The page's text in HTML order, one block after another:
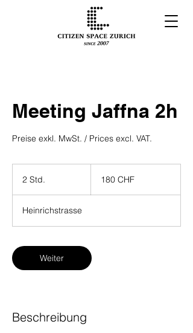
Meeting Jaffna 2h
Preise exkl. MwSt. / Prices excl. VAT.
2 Std.
d
.
Franken
180 CHF
Heinrichstrasse
Weiter
Beschreibung